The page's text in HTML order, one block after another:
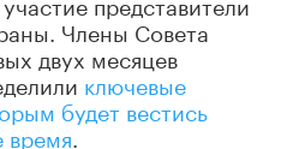
Члены Совета
двух месяцев
ключевые
будет вестись
время.